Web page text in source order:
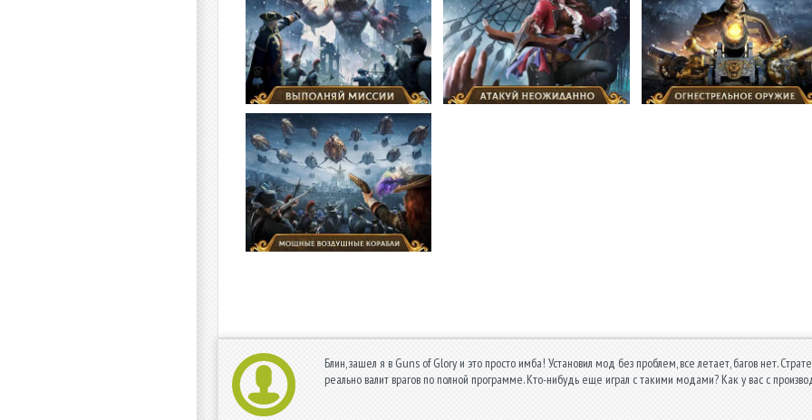
Блин, зашел я в Guns of Glory и это просто имба! Установил мод без проблем, все летает, багов нет.
реально валит врагов по полной программе. Кто-нибудь еще играл с такими модами? Как у вас с